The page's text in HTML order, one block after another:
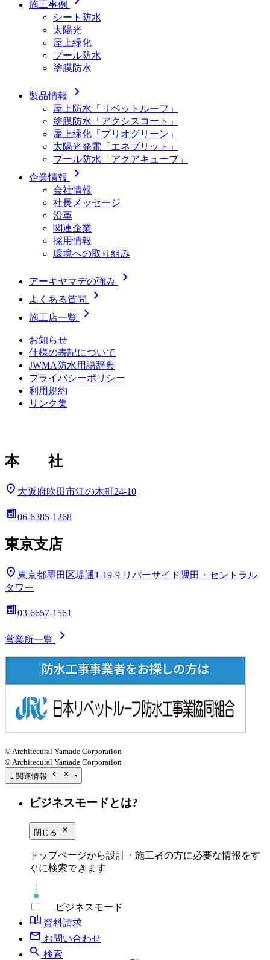
施工事例
シート防水
太陽光
屋上緑化
プール防水
塗膜防水
製品情報 chevron_right
屋上防水「リベットルーフ」
塗膜防水「アクシスコート」
屋上緑化「プリオグリーン」
太陽光発電「エネブリット」
プール防水「アクアキューブ」
企業情報
chevron_right
会社情報
社長メッセージ
沿革
関連企業
採用情報
環境への取り組み
アーキヤマデの強み chevron_right
よくある質問 chevron_right
施工店一覧 chevron_right
お知らせ
仕様の表記について
JWMA防水用語辞典
プライバシーポリシー
利用規約
リンク集
本 社
location_on 大阪府吹田市江の木町24-10
deskphone06-6385-1268
東京支店
location_on 東京都墨田区堤通1-19-9 リバーサイド隅田・セントラル
タワー
deskphone03-6657-1561
営業所一覧 chevron_right
© Architecural Yamade Corporation
© Architecural Yamade Corporation
関連情報
chevron_left close_small
ビジネスモードとは?
閉じる close_small
トップページから設計・施工者の方に必要な情報をす
ぐに検索できます
ビジネスモード
book_ribbon 資料請求
mail お問い合わせ
search 検索